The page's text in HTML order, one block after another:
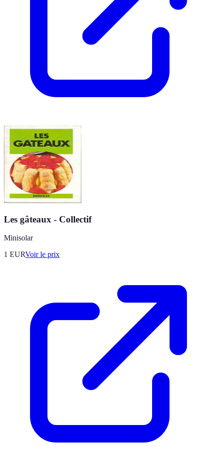
Les gâteaux - Collectif
Minisolar
1 EURVoir le prix